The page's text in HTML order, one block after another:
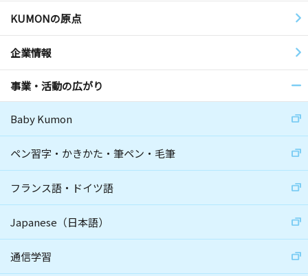
KUMONの原点
企業情報
事業・活動の広がり
Baby Kumon
ペン習字・かきかた・筆ペン・毛筆
フランス語・ドイツ語
Japanese（日本語）
通信学習